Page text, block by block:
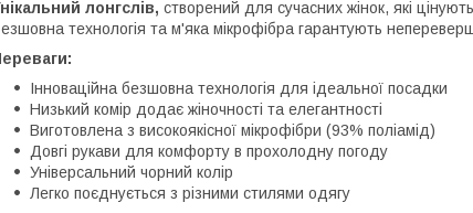
лонгслів, створений для сучасних жінок, які
технологія та м'яка мікрофібра гарантують
Інноваційна безшовна технологія для ідеальної посадки
Низький комір додає жіночності та елегантності
Виготовлена з високоякісної мікрофібри (93% поліамід)
Довгі рукави для комфорту в прохолодну погоду
Універсальний чорний колір
Легко поєднується з різними стилями одягу